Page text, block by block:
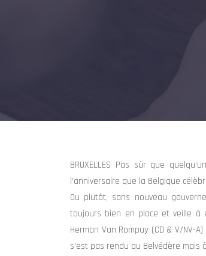
BRUXELLES Pas sûr que
l’anniversaire que la Belgique
Ou plutôt, sans nouveau
toujours bien en place et veille à
Herman Van Rompuy (CD & V/NV-
s’est pas rendu au Belvédère